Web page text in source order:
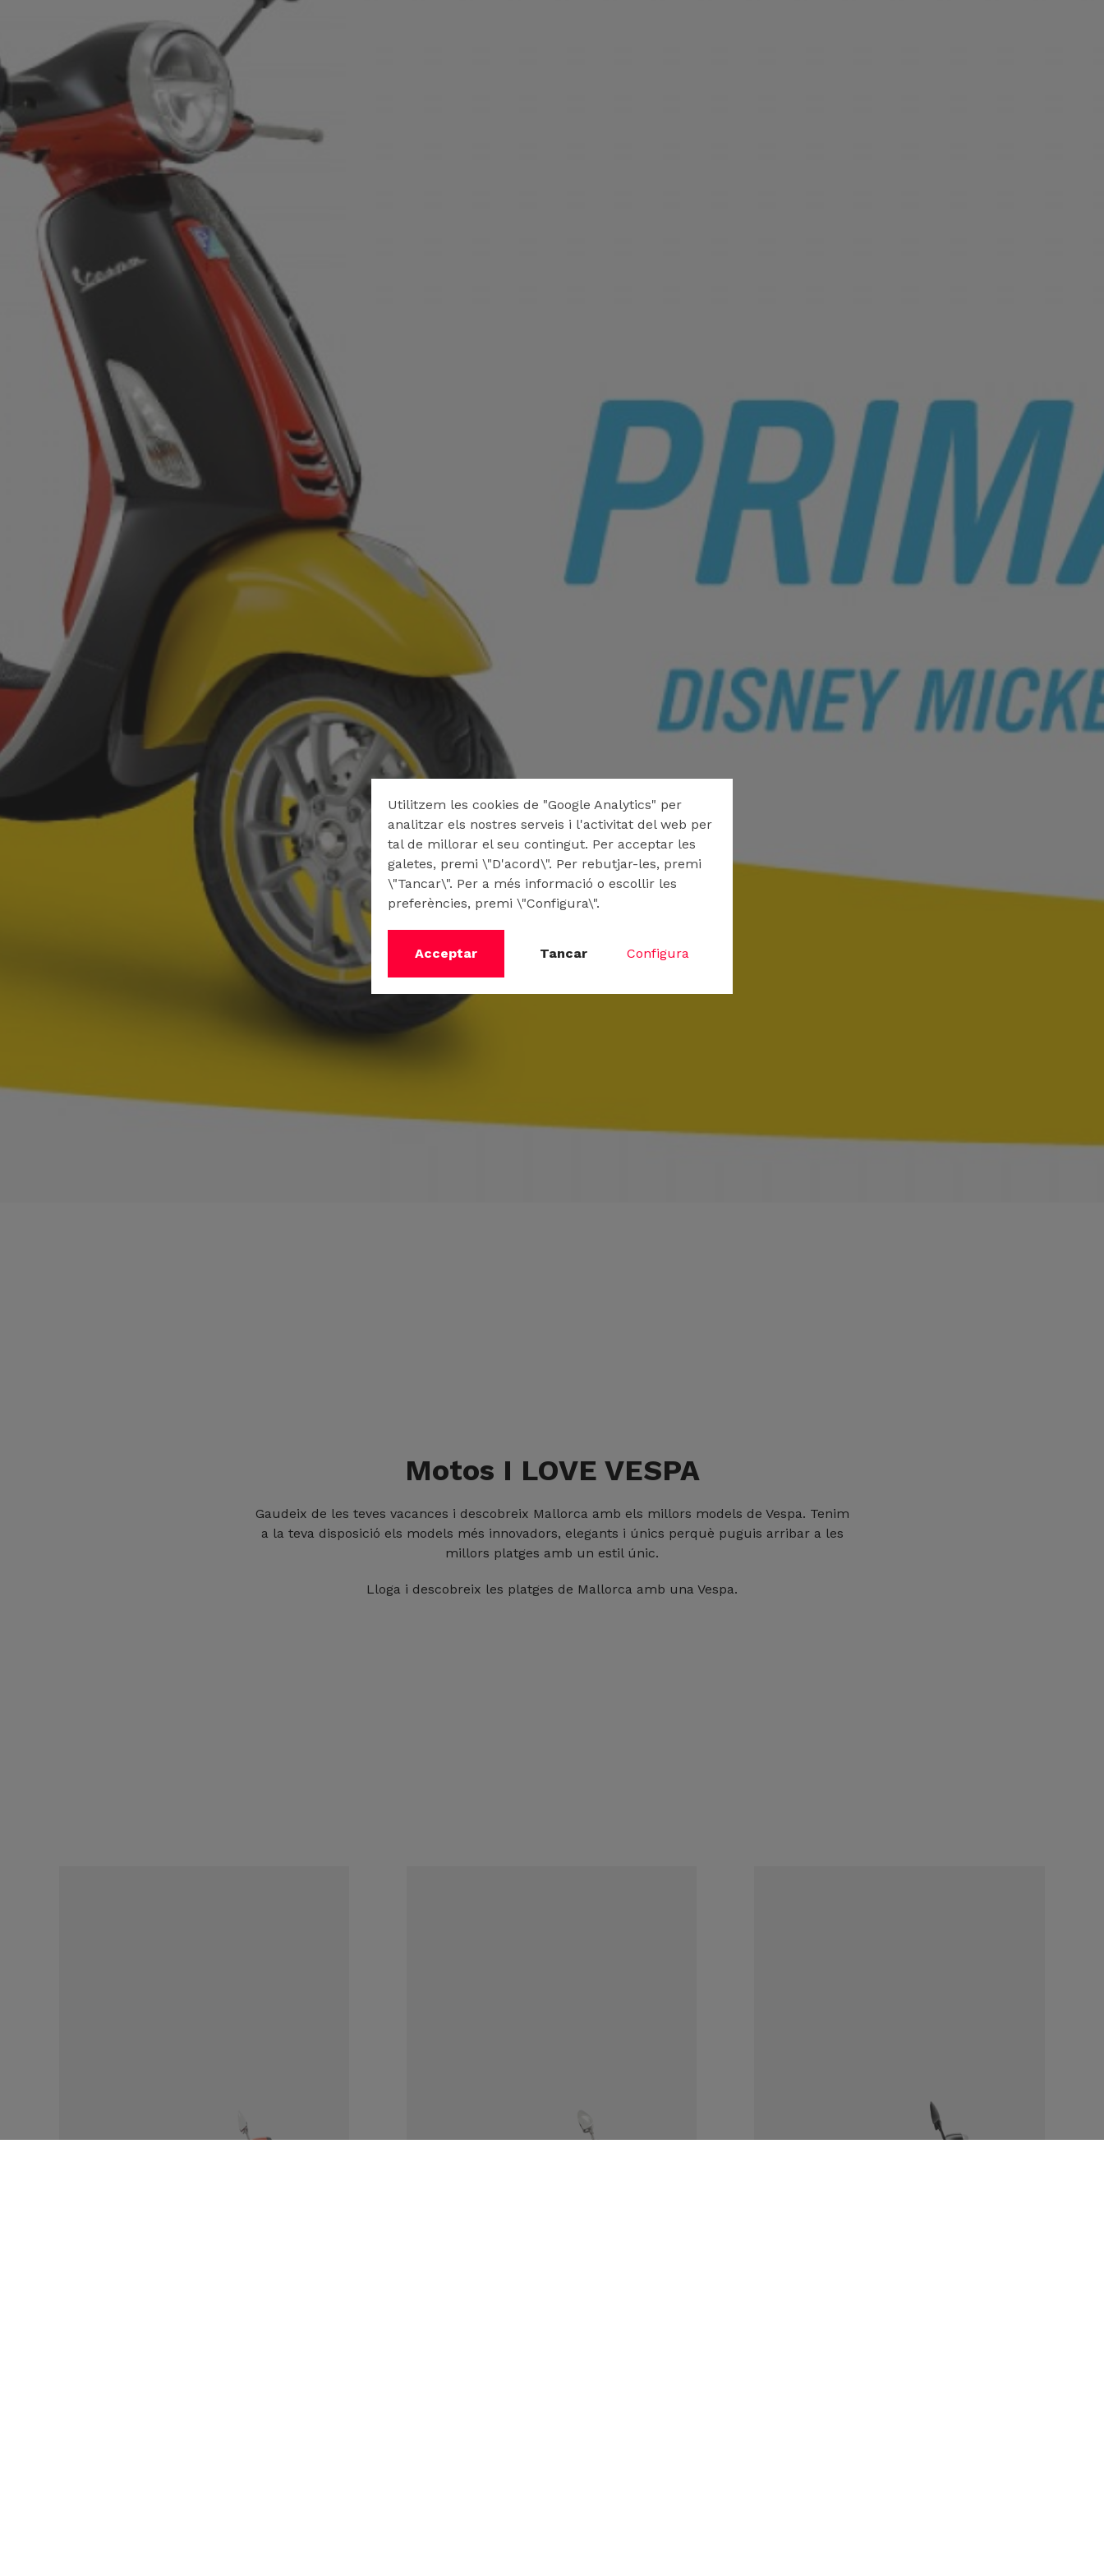
Motos I LOVE VESPA
Gaudeix de les teves vacances i descobreix Mallorca amb els millors models de Vespa. Tenim
a la teva disposició els models més innovadors, elegants i únics perquè puguis arribar a les
millors platges amb un estil únic.
Lloga i descobreix les platges de Mallorca amb una Vespa.
Utilitzem les cookies de "Google Analytics" per
analitzar els nostres serveis i l'activitat del web per
tal de millorar el seu contingut. Per acceptar les
galetes, premi \"D'acord\". Per rebutjar-les, premi
\"Tancar\". Per a més informació o escollir les
preferències, premi \"Configura\".
Acceptar Tancar Configura